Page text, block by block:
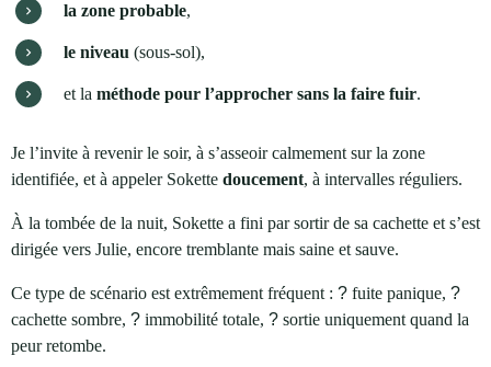
la zone probable,
le niveau (sous‑sol),
et la méthode pour l’approcher sans la faire fuir.
Je l’invite à revenir le soir, à s’asseoir calmement sur la zone
identifiée, et à appeler Sokette doucement, à intervalles réguliers.
À la tombée de la nuit, Sokette a fini par sortir de sa cachette et s’est
dirigée vers Julie, encore tremblante mais saine et sauve.
Ce type de scénario est extrêmement fréquent : ? fuite panique, ?
cachette sombre, ? immobilité totale, ? sortie uniquement quand la
peur retombe.